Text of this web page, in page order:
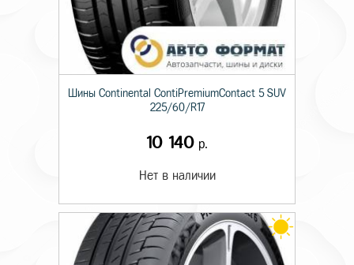
Шины Continental ContiPremiumContact 5 SUV
225/60/R17
10 140 р.
Нет в наличии